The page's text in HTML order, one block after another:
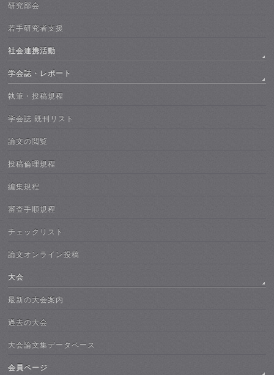
研究部会
若手研究者支援
社会連携活動
学会誌・レポート
執筆・投稿規程
学会誌 既刊リスト
論文の閲覧
投稿倫理規程
編集規程
審査手順規程
チェックリスト
論文オンライン投稿
大会
最新の大会案内
過去の大会
大会論文集データベース
会員ページ